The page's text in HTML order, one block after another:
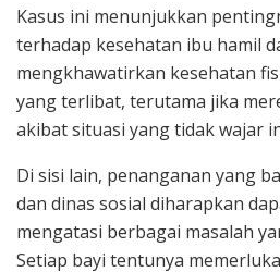
Kasus ini menunjukkan
terhadap kesehatan ibu hamil
mengkhawatirkan kesehatan
yang terlibat, terutama jika
akibat situasi yang tidak wajar
Di sisi lain, penanganan yang
dan dinas sosial diharapkan
mengatasi berbagai masalah
Setiap bayi tentunya